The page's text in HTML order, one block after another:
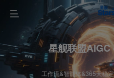
星舰联盟
工作流&智能体&365天稳